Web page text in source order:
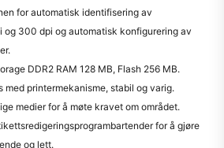
for automatisk identifisering av
300 dpi og automatisk konfigurering av
DDR2 RAM 128 MB, Flash 256 MB.
med printermekanisme, stabil og varig.
medier for å møte kravet om området.
for å gjøre
og lett.